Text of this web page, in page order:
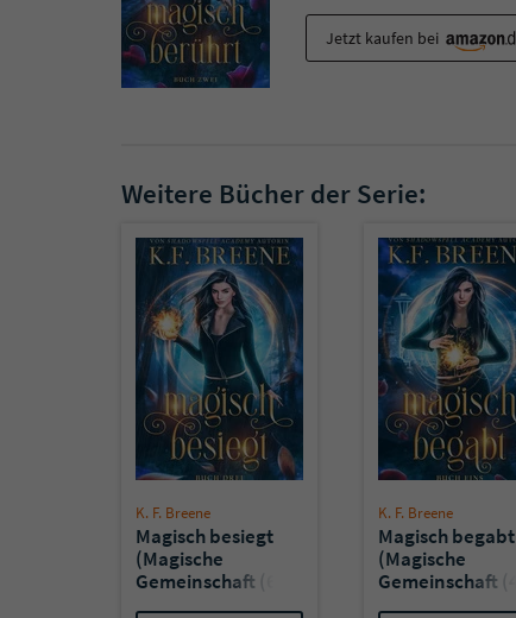
Jetzt kaufen bei
Weitere Bücher der Serie:
K. F. Breene
Magisch besiegt
(Magische
Gemeinschaft (6)
K. F. Breene
Magisch begabt
(Magische
Gemeinschaft (4)